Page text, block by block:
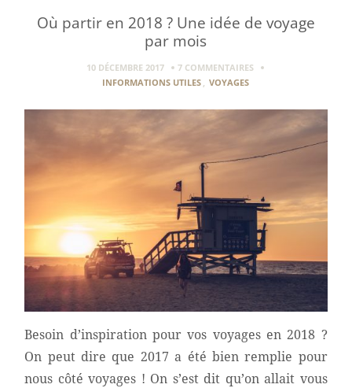
Où partir en 2018 ? Une idée de voyage
par mois
10 DÉCEMBRE 2017
7 COMMENTAIRES
INFORMATIONS UTILES
VOYAGES
Besoin d’inspiration pour vos voyages en 2018 ?
On peut dire que 2017 a été bien remplie pour
nous côté voyages ! On s’est dit qu’on allait vous